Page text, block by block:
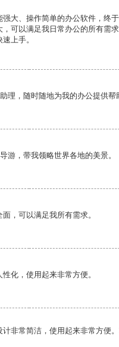
大、操作简单的办公软件，终
可以满足我日常办公的所有需
上手。
理，随时随地为我的办公提供帮
游，带我领略世界各地的美景。
，可以满足我所有需求。
化，使用起来非常方便。
非常简洁，使用起来非常方便